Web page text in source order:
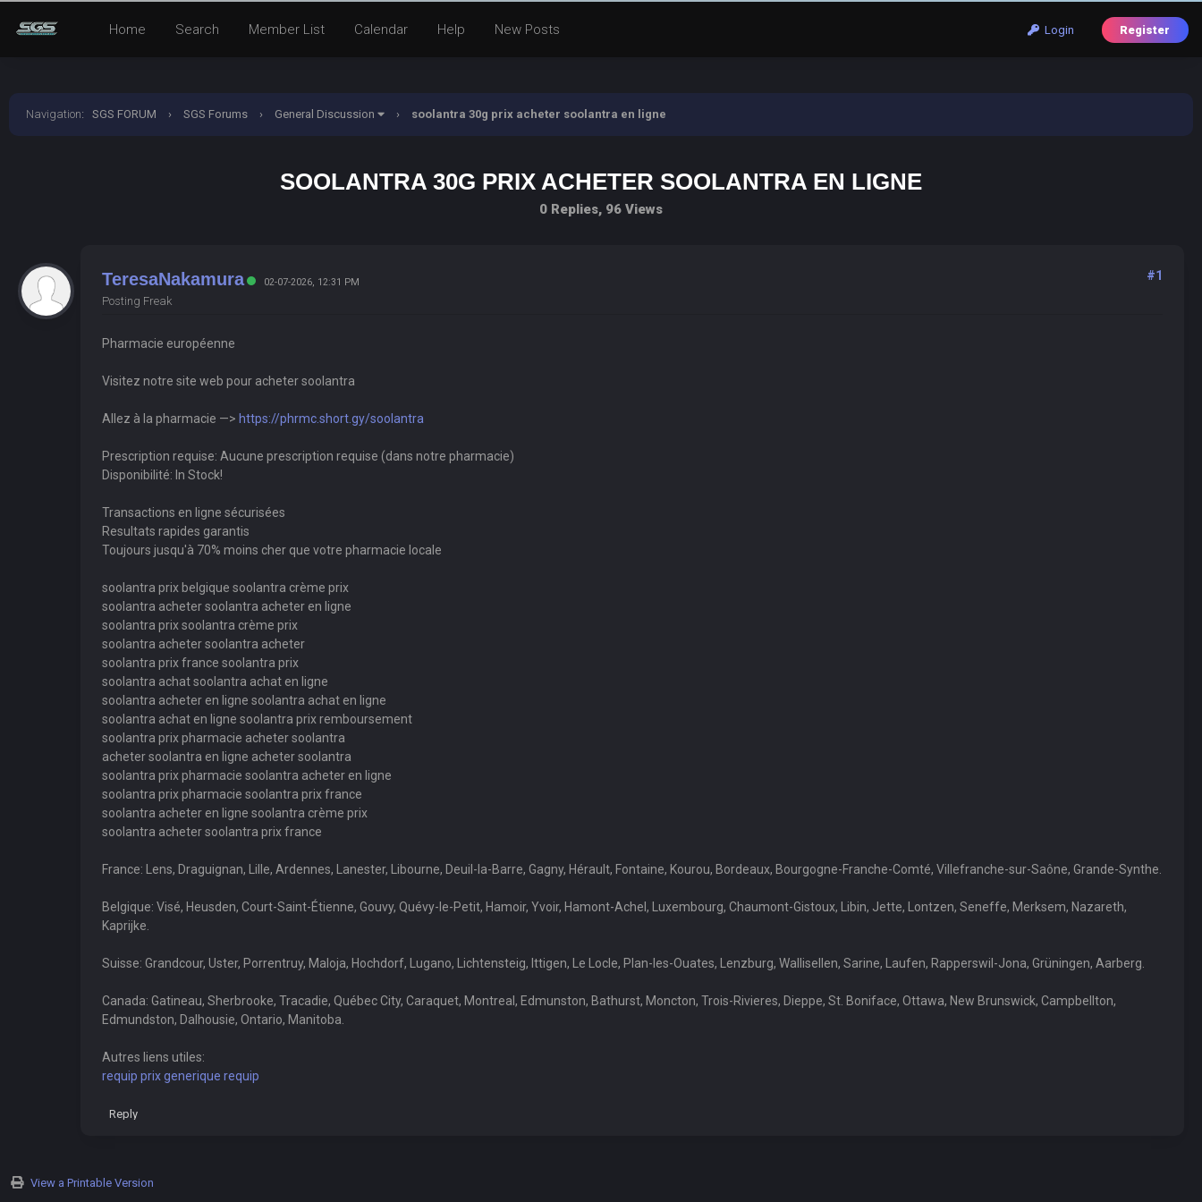
Login Register
Home Search Member List Calendar Help New Posts
Navigation: SGS FORUM › SGS Forums › General Discussion › soolantra 30g prix acheter soolantra en ligne
SOOLANTRA 30G PRIX ACHETER SOOLANTRA EN LIGNE
0 Replies, 96 Views
TeresaNakamura 02-07-2026, 12:31 PM
Posting Freak
#1
Pharmacie européenne
Visitez notre site web pour acheter soolantra
Allez à la pharmacie —> https://phrmc.short.gy/soolantra
Prescription requise: Aucune prescription requise (dans notre pharmacie)
Disponibilité: In Stock!
Transactions en ligne sécurisées
Resultats rapides garantis
Toujours jusqu'à 70% moins cher que votre pharmacie locale
soolantra prix belgique soolantra crème prix
soolantra acheter soolantra acheter en ligne
soolantra prix soolantra crème prix
soolantra acheter soolantra acheter
soolantra prix france soolantra prix
soolantra achat soolantra achat en ligne
soolantra acheter en ligne soolantra achat en ligne
soolantra achat en ligne soolantra prix remboursement
soolantra prix pharmacie acheter soolantra
acheter soolantra en ligne acheter soolantra
soolantra prix pharmacie soolantra acheter en ligne
soolantra prix pharmacie soolantra prix france
soolantra acheter en ligne soolantra crème prix
soolantra acheter soolantra prix france
France: Lens, Draguignan, Lille, Ardennes, Lanester, Libourne, Deuil-la-Barre, Gagny, Hérault, Fontaine, Kourou, Bordeaux, Bourgogne-Franche-Comté, Villefranche-sur-Saône, Grande-Synthe.
Belgique: Visé, Heusden, Court-Saint-Étienne, Gouvy, Quévy-le-Petit, Hamoir, Yvoir, Hamont-Achel, Luxembourg, Chaumont-Gistoux, Libin, Jette, Lontzen, Seneffe, Merksem, Nazareth,
Kaprijke.
Suisse: Grandcour, Uster, Porrentruy, Maloja, Hochdorf, Lugano, Lichtensteig, Ittigen, Le Locle, Plan-les-Ouates, Lenzburg, Wallisellen, Sarine, Laufen, Rapperswil-Jona, Grüningen, Aarberg.
Canada: Gatineau, Sherbrooke, Tracadie, Québec City, Caraquet, Montreal, Edmunston, Bathurst, Moncton, Trois-Rivieres, Dieppe, St. Boniface, Ottawa, New Brunswick, Campbellton,
Edmundston, Dalhousie, Ontario, Manitoba.
Autres liens utiles:
requip prix generique requip
Reply
View a Printable Version